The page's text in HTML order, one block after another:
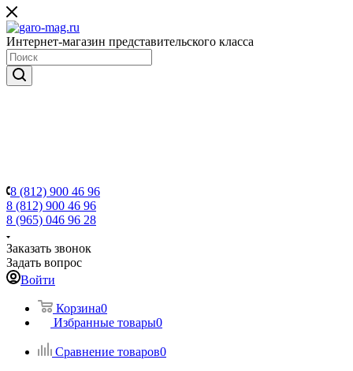
Интернет-магазин представительского класса
8 (812) 900 46 96
8 (812) 900 46 96
8 (965) 046 96 28
Заказать звонок
Задать вопрос
Войти
Корзина0
Избранные товары0
Сравнение товаров0